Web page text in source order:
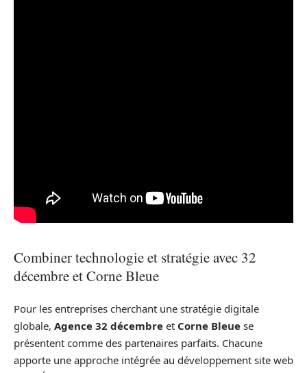
Combiner technologie et stratégie avec 32
décembre et Corne Bleue
Pour les entreprises cherchant une stratégie digitale
globale, Agence 32 décembre et Corne Bleue se
présentent comme des partenaires parfaits. Chacune
apporte une approche intégrée au développement site web